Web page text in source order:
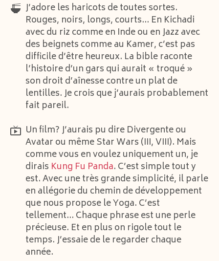
J’adore les haricots de toutes sortes.
Rouges, noirs, longs, courts… En Kichadi
avec du riz comme en Inde ou en Jazz avec
des beignets comme au Kamer, c’est pas
difficile d’être heureux. La bible raconte
l’histoire d’un gars qui aurait « troqué »
son droit d’aînesse contre un plat de
lentilles. Je crois que j’aurais probablement
fait pareil.
Un film? J’aurais pu dire Divergente ou
Avatar ou même Star Wars (III, VIII). Mais
comme vous en voulez uniquement un, je
dirais Kung Fu Panda. C’est simple tout y
est. Avec une très grande simplicité, il parle
en allégorie du chemin de développement
que nous propose le Yoga. C’est
tellement… Chaque phrase est une perle
précieuse. Et en plus on rigole tout le
temps. J’essaie de le regarder chaque
année.